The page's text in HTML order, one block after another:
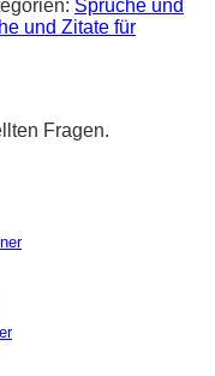
Sprüche und
und Zitate für
Fragen.